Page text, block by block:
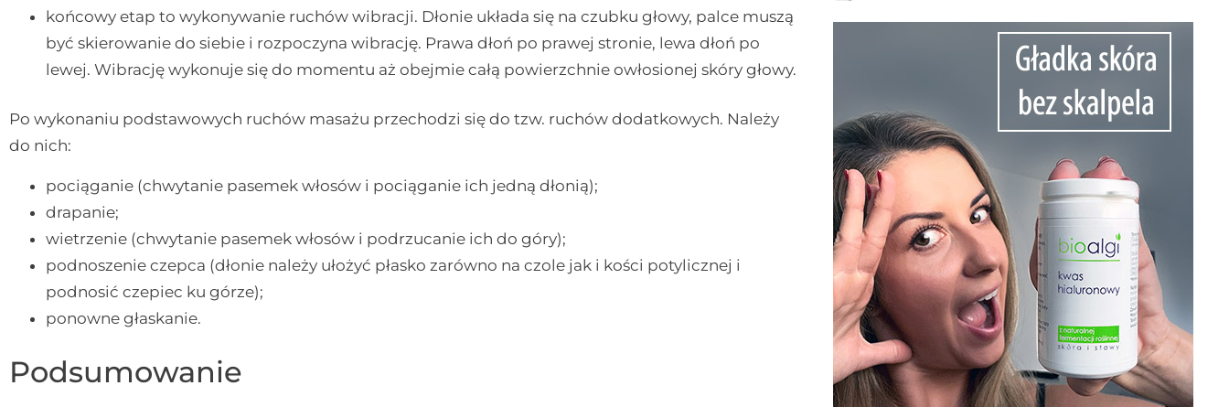
końcowy etap to wykonywanie ruchów wibracji. Dłonie układa się na czubku głowy, palce muszą
być skierowanie do siebie i rozpoczyna wibrację. Prawa dłoń po prawej stronie, lewa dłoń po
lewej. Wibrację wykonuje się do momentu aż obejmie całą powierzchnie owłosionej skóry głowy.
Po wykonaniu podstawowych ruchów masażu przechodzi się do tzw. ruchów dodatkowych. Należy
do nich:
pociąganie (chwytanie pasemek włosów i pociąganie ich jedną dłonią);
drapanie;
wietrzenie (chwytanie pasemek włosów i podrzucanie ich do góry);
podnoszenie czepca (dłonie należy ułożyć płasko zarówno na czole jak i kości potylicznej i
podnosić czepiec ku górze);
ponowne głaskanie.
Podsumowanie